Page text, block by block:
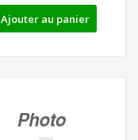
Ajouter au panier